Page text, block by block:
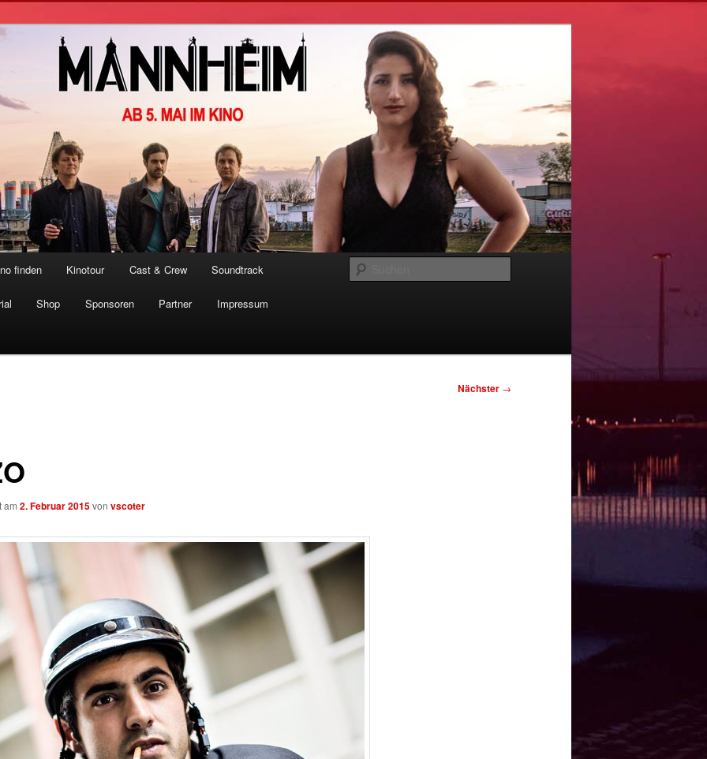
Film
finden Kinotour Cast & Crew Soundtrack
Shop Sponsoren Partner Impressum
Nächster →
am 2. Februar 2015von vscoter